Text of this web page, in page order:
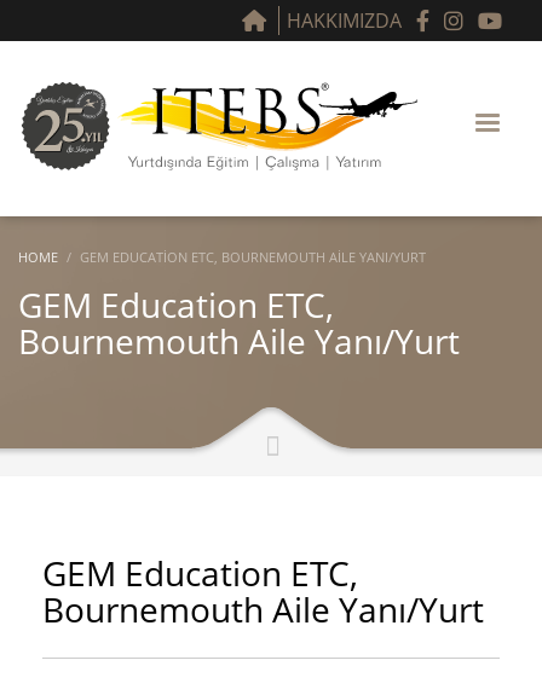
HAKKIMIZDA
HOME GEM EDUCATION ETC, BOURNEMOUTH AILE YANI/YURT
GEM Education ETC,
Bournemouth Aile Yanı/Yurt
GEM Education ETC,
Bournemouth Aile Yanı/Yurt